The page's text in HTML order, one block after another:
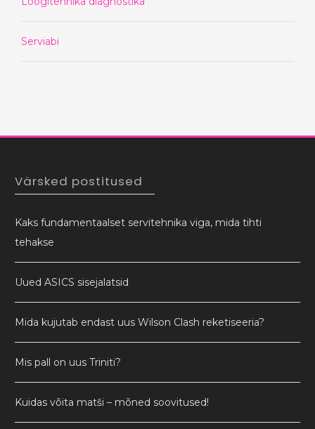
Serviabi
Värsked postitused
Kaks fundamentaalset servitehnika viga, mida tihti
tehakse
Uued ASICS sisejalatsid
Mida kujutab endast uus Wilson Clash reketiseeria?
Mis pall on uus Triniti?
Kuidas võita matši – mõned soovitused!